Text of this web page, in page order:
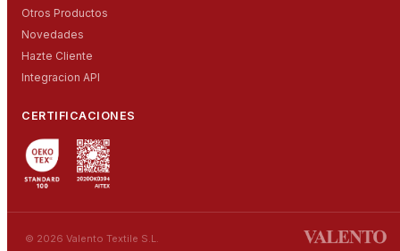
Otros Productos
Novedades
Hazte Cliente
Integracion API
CERTIFICACIONES
© 2026 Valento Textile S.L.